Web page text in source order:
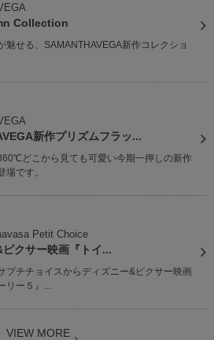
Collection
魅せる、SAMANTHAVEGA新作コレクショ
新作プリズムフラッ...
どこから見ても可愛い今期一押しの新作
場です。
Petit Choice
クサー映画『トイ...
プチチョイスからディズニー&ピクサー映画
リー５』...
VIEW MORE